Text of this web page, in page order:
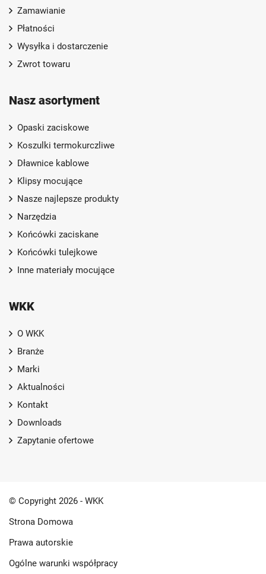
Zamawianie
Płatności
Wysyłka i dostarczenie
Zwrot towaru
Nasz asortyment
Opaski zaciskowe
Koszulki termokurczliwe
Dławnice kablowe
Klipsy mocujące
Nasze najlepsze produkty
Narzędzia
Końcówki zaciskane
Końcówki tulejkowe
Inne materiały mocujące
WKK
O WKK
Branże
Marki
Aktualności
Kontakt
Downloads
Zapytanie ofertowe
© Copyright 2026 - WKK
Strona Domowa
Prawa autorskie
Ogólne warunki współpracy